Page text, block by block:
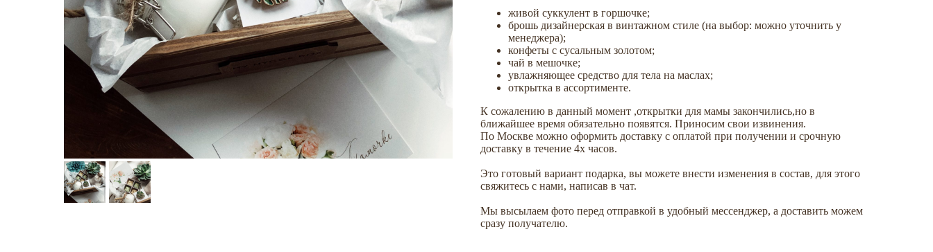
живой суккулент в горшочке;
брошь дизайнерская в винтажном стиле (на выбор: можно уточнить у
менеджера);
конфеты с сусальным золотом;
чай в мешочке;
увлажняющее средство для тела на маслах;
открытка в ассортименте.
К сожалению в данный момент ,открытки для мамы закончились,но в
ближайшее время обязательно появятся. Приносим свои извинения.
По Москве можно оформить доставку с оплатой при получении и срочную
доставку в течение 4х часов.
Это готовый вариант подарка, вы можете внести изменения в состав, для этого
свяжитесь с нами, написав в чат.
Мы высылаем фото перед отправкой в удобный мессенджер, а доставить можем
сразу получателю.